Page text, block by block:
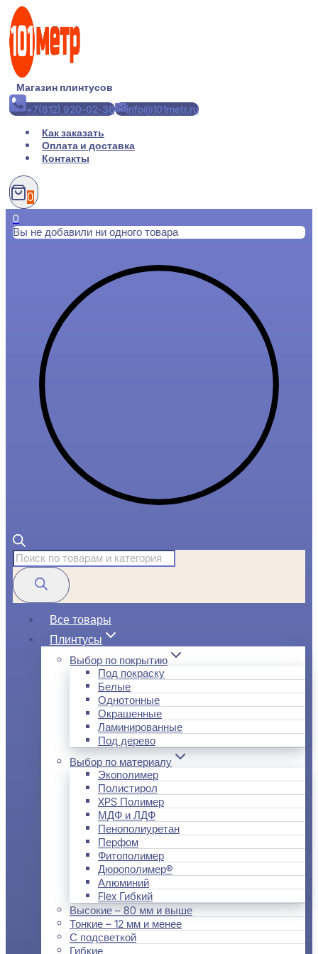
Перейти
содержимому
Магазин плинтусов
+7(812) 920-02-38
info@101metr.ru
Как заказать
Оплата и доставка
Контакты
0
0
Вы не добавили ни одного товара
Поиск
товаров
Все товары
Плинтусы
Выбор по покрытию
Под покраску
Белые
Однотонные
Окрашенные
Ламинированные
Под дерево
Выбор по материалу
Экополимер
Полистирол
XPS Полимер
МДФ и ЛДФ
Пенополиуретан
Перфом
Фитополимер
Дюрополимер®
Алюминий
Flex Гибкий
Высокие – 80 мм и выше
Тонкие – 12 мм и менее
С подсветкой
Гибкие